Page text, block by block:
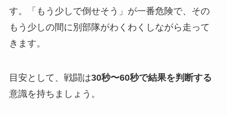
す。「もう少しで倒せそう」が一番危険で、その
もう少しの間に別部隊がわくわくしながら走って
きます。
目安として、戦闘は30秒〜60秒で結果を判断する
意識を持ちましょう。